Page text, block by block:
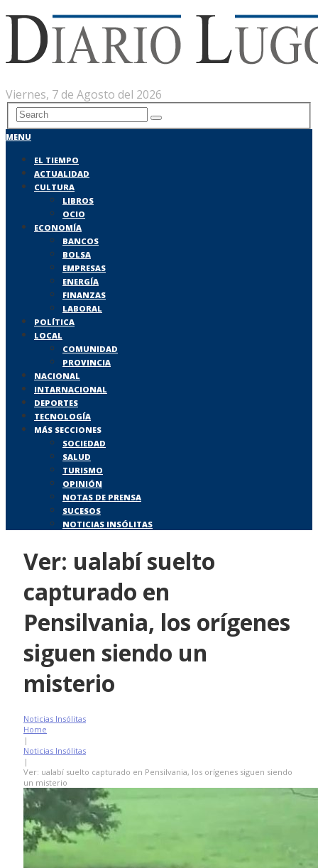
Viernes, 7 de Agosto del 2026
MENU
EL TIEMPO
ACTUALIDAD
CULTURA
LIBROS
OCIO
ECONOMÍA
BANCOS
BOLSA
EMPRESAS
ENERGÍA
FINANZAS
LABORAL
POLÍTICA
LOCAL
COMUNIDAD
PROVINCIA
NACIONAL
INTARNACIONAL
DEPORTES
TECNOLOGÍA
MÁS SECCIONES
SOCIEDAD
SALUD
TURISMO
OPINIÓN
NOTAS DE PRENSA
SUCESOS
NOTICIAS INSÓLITAS
Ver: ualabí suelto
capturado en
Pensilvania, los orígenes
siguen siendo un
misterio
Noticias Insólitas
Home
|
Noticias Insólitas
|
Ver: ualabí suelto capturado en Pensilvania, los orígenes siguen siendo
un misterio